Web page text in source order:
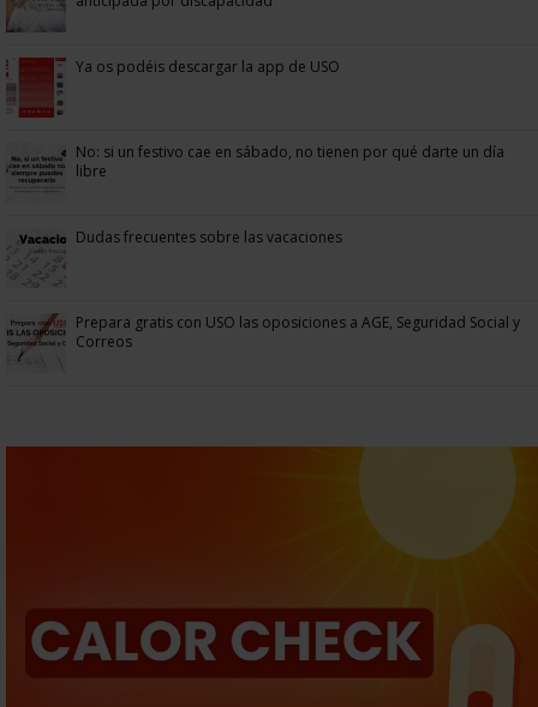
Ya os podéis descargar la app de USO
No: si un festivo cae en sábado, no tienen por qué darte un día
libre
Dudas frecuentes sobre las vacaciones
Prepara gratis con USO las oposiciones a AGE, Seguridad Social y
Correos